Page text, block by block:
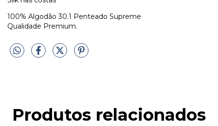
100% Algodão 30.1 Penteado Supreme
Qualidade Premium.
Produtos relacionados